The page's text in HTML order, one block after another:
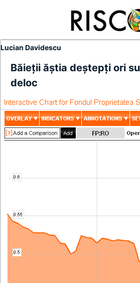
Lucian Davidescu
Băieţii ăştia deştepţi ori
deloc